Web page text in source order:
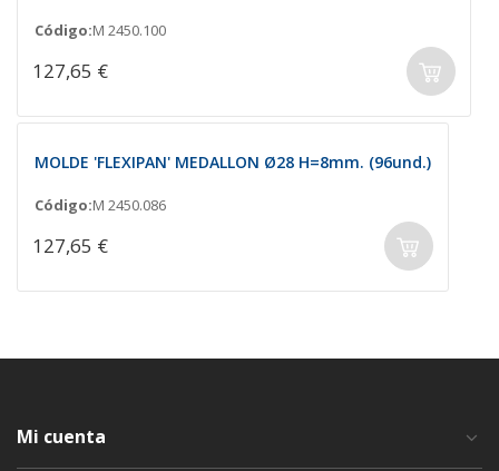
Código:M 2450.100
127,65 €
MOLDE 'FLEXIPAN' MEDALLON Ø28 H=8mm. (96und.)
Código:M 2450.086
127,65 €
Mi cuenta